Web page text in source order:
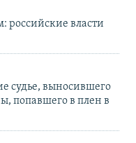
российские власти
судье, выносившего
попавшего в плен в